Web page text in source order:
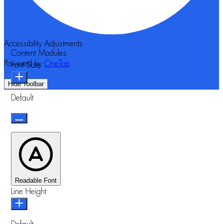
Accessibility Adjustments
Powered by OneTap
Hide Toolbar
Content Modules
Font Size
Default
Readable Font
Line Height